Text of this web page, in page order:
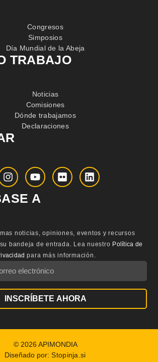
Congresos
Simposios
Día Mundial de la Abeja
TRABAJO
Noticias
Comisiones
Dónde trabajamos
Declaraciones
A
noticias, opiniones, eventos y recursos
bandeja de entrada. Lea nuestro Política de
para más información.
INSCRÍBETE AHORA
© 2026 APIMONDIA
Diseñado por:Stopinja.si